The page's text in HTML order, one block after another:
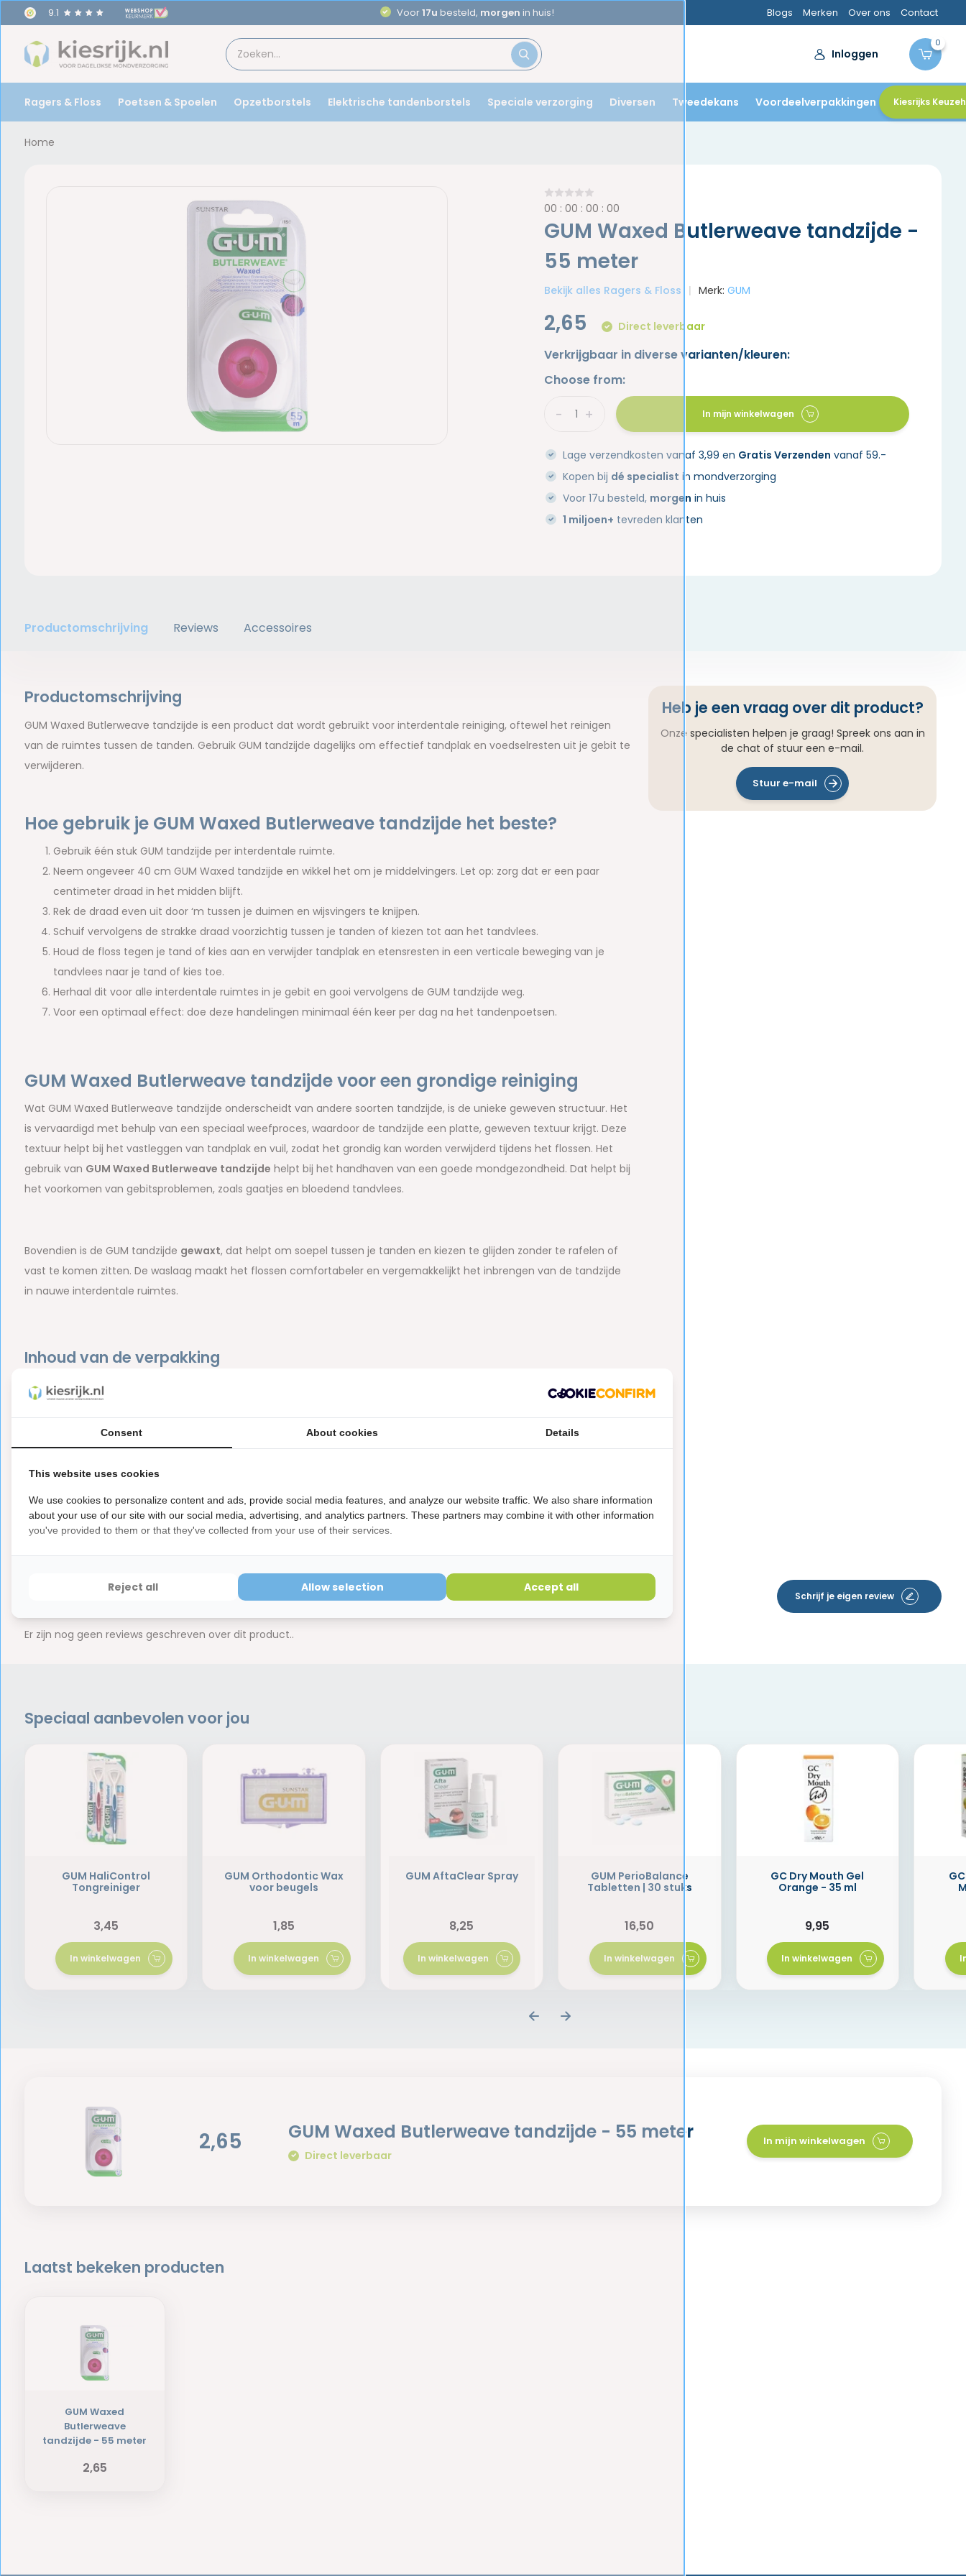
9.1 Aanbevolen doortandartsen Blogs Merken Over ons Contact
Inloggen
0
Ragers & Floss Poetsen & Spoelen Opzetborstels Elektrische tandenborstels Speciale verzorging Diversen Tweedekans Voordeelverpakkingen Kiesrijks
Home
00 :00 :00 :00
GUM Waxed Butlerweave tandzijde -
55 meter
Bekijk alles Ragers & Floss Merk:GUM
2,65 Direct leverbaar
Verkrijgbaar in diverse varianten/kleuren:
Choose from:
+
- In mijn winkelwagen
Lage verzendkosten vanaf 3,99 en Gratis Verzenden vanaf 59.-
Kopen bij dé specialist in mondverzorging
Voor 17u besteld, morgen in huis
1 miljoen+ tevreden klanten
Productomschrijving Reviews Accessoires
Productomschrijving
GUM Waxed Butlerweave tandzijde is een product dat wordt gebruikt voor interdentale reiniging, oftewel het reinigen
van de ruimtes tussen de tanden. Gebruik GUM tandzijde dagelijks om effectief tandplak en voedselresten uit je gebit te
verwijderen.
Hoe gebruik je GUM Waxed Butlerweave tandzijde het beste?
Gebruik één stuk GUM tandzijde per interdentale ruimte.
Neem ongeveer 40 cm GUM Waxed tandzijde en wikkel het om je middelvingers. Let op: zorg dat er een paar
centimeter draad in het midden blijft.
Rek de draad even uit door ‘m tussen je duimen en wijsvingers te knijpen.
Schuif vervolgens de strakke draad voorzichtig tussen je tanden of kiezen tot aan het tandvlees.
Houd de floss tegen je tand of kies aan en verwijder tandplak en etensresten in een verticale beweging van je
tandvlees naar je tand of kies toe.
Herhaal dit voor alle interdentale ruimtes in je gebit en gooi vervolgens de GUM tandzijde weg.
Voor een optimaal effect: doe deze handelingen minimaal één keer per dag na het tandenpoetsen.
GUM Waxed Butlerweave tandzijde voor een grondige reiniging
Wat GUM Waxed Butlerweave tandzijde onderscheidt van andere soorten tandzijde, is de unieke geweven structuur. Het
is vervaardigd met behulp van een speciaal weefproces, waardoor de tandzijde een platte, geweven textuur krijgt. Deze
textuur helpt bij het vastleggen van tandplak en vuil, zodat het grondig kan worden verwijderd tijdens het flossen. Het
gebruik van GUM Waxed Butlerweave tandzijde helpt bij het handhaven van een goede mondgezondheid. Dat helpt bij
het voorkomen van gebitsproblemen, zoals gaatjes en bloedend tandvlees.
Bovendien is de GUM tandzijde gewaxt, dat helpt om soepel tussen je tanden en kiezen te glijden zonder te rafelen of
vast te komen zitten. De waslaag maakt het flossen comfortabeler en vergemakkelijkt het inbrengen van de tandzijde
in nauwe interdentale ruimtes.
Inhoud van de verpakking
1x GUM Waxed Butlerweave tandzijde - 55 meter
Merk:GUM
ⓘ
Let op
Dit is een hygiëne product met aangepaste retourvoorwaarden
hebben ook een waardevermindering van 100%.
Heb je een vraag over dit product?
Onze specialisten helpen je graag! Spreek ons aan in
de chat of stuur een e-mail.
Stuur e-mail
Schrijf je eigen review
Er zijn nog geen reviews geschreven over dit product..
Speciaal aanbevolen voor jou
GUM HaliControl
Tongreiniger
3,45
In winkelwagen
GUM Orthodontic Wax
voor beugels
1,85
In winkelwagen
GUM AftaClear Spray
8,25
In winkelwagen
GUM PerioBalance
Tabletten | 30 stuks
16,50
In winkelwagen
GC Dry Mouth Gel
Orange - 35 ml
9,95
In winkelwagen
2,65 GUM Waxed Butlerweave tandzijde - 55 meter
Direct leverbaar
In mijn winkelwagen
Laatst bekeken producten
GUM Waxed
Butlerweave
tandzijde - 55 meter
2,65
Consent About cookies Details
This website uses cookies
We use cookies to personalize content and ads, provide social media features, and analyze our website traffic. We also share information
about your use of our site with our social media, advertising, and analytics partners. These partners may combine it with other information
you've provided to them or that they've collected from your use of their services.
Reject all Allow selection Accept all